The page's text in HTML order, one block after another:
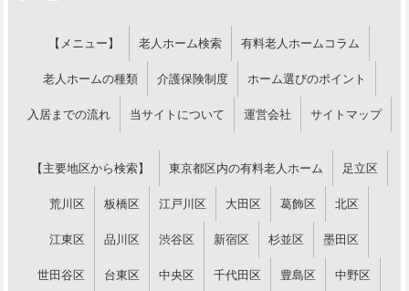
【メニュー】 老人ホーム検索 有料老人ホームコラム
老人ホームの種類 介護保険制度 ホーム選びのポイント
入居までの流れ 当サイトについて 運営会社 サイトマップ
【主要地区から検索】 東京都区内の有料老人ホーム 足立区
荒川区 板橋区 江戸川区 大田区 葛飾区 北区
江東区 品川区 渋谷区 新宿区 杉並区 墨田区
世田谷区 台東区 中央区 千代田区 豊島区 中野区